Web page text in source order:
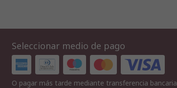
Seleccionar medio de pago
O pagar más tarde mediante transferencia bancaria